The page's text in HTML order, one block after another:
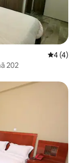
4 de
4 (4)
202